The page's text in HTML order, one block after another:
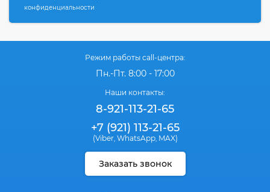
конфиденциальности
Режим работы call-центра:
Пн.-Пт. 8:00 - 17:00
Наши контакты:
8-921-113-21-65
+7 (921) 113-21-65
(Viber, WhatsApp, MAX)
Заказать звонок